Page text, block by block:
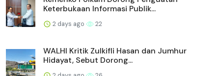
Keterbukaan Informasi Publik...
2 days ago 22
WALHI Kritik Zulkifli Hasan dan Jumhur
Hidayat, Sebut Dorong...